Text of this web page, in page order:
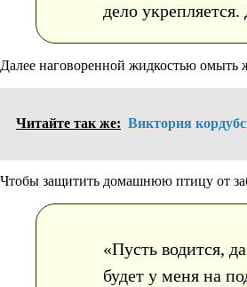
дело укрепляется.
Далее наговоренной жидкостью омыть
Читайте так же: Виктория
Чтобы защитить домашнюю птицу от
«Пусть водится,
будет у меня на